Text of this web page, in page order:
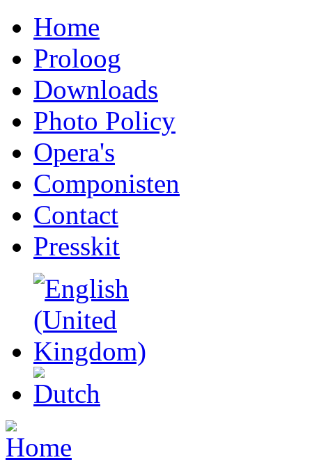
Home
Proloog
Downloads
Photo Policy
Opera's
Componisten
Contact
Presskit